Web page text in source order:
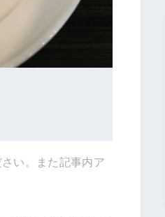
い。また記事内ア